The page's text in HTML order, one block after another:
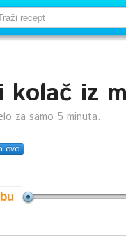
kolač iz
za samo 5 minuta.
ovo